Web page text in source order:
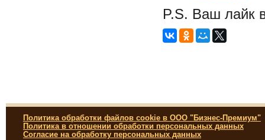
P.S. Ваш лайк
Политика обработки файлов cookie в ООО "Бизнес-Премиум"
Политика в отношении обработки персональных данных
Согласие на обработку персональных данных